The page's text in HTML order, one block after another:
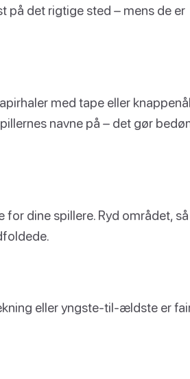
på det rigtige sted – mens de er
med tape eller
navne på – det gør
dine spillere. Ryd området,
eller yngste-til-ældste er